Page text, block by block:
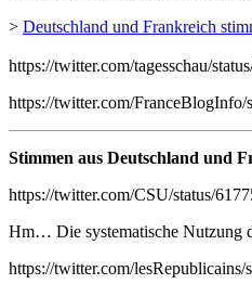
> Deutschland und Frankreich
https://twitter.com/tagesschau/
https://twitter.com/FranceBlogInfo/
Stimmen aus Deutschland und
https://twitter.com/CSU/status/
Hm… Die systematische Nutzung
https://twitter.com/